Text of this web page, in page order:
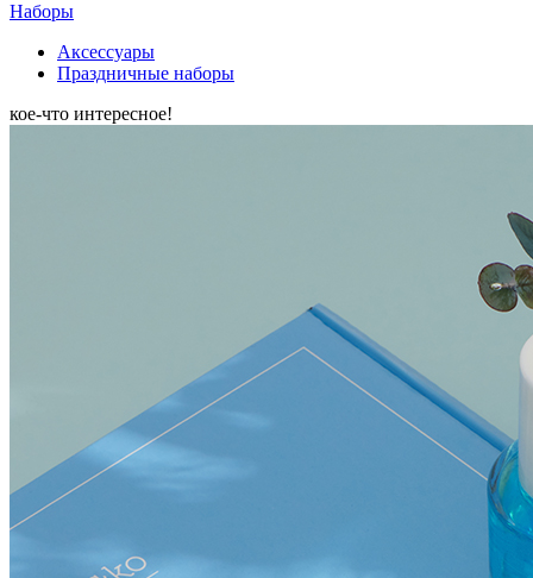
Наборы
Аксессуары
Праздничные наборы
кое-что интересное!